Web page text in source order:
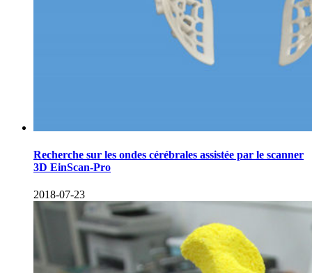
Recherche sur les ondes cérébrales assistée par le scanner
3D EinScan-Pro
2018-07-23